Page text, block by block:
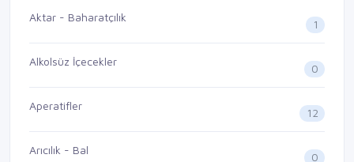
Aktar - Baharatçılık
1
Alkolsüz İçecekler
0
Aperatifler
12
Arıcılık - Bal
0